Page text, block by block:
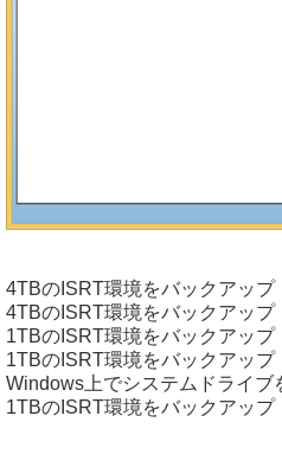
4TBのISRT環境をバックア
4TBのISRT環境をバックア
1TBのISRT環境をバックア
1TBのISRT環境をバックア
Windows上でシステムドライブ
1TBのISRT環境をバックア